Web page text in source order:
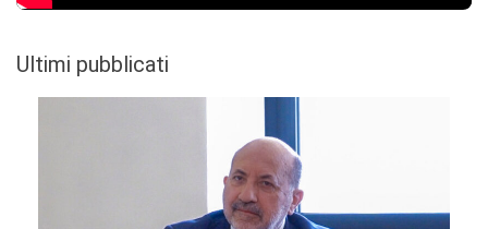
Ultimi pubblicati